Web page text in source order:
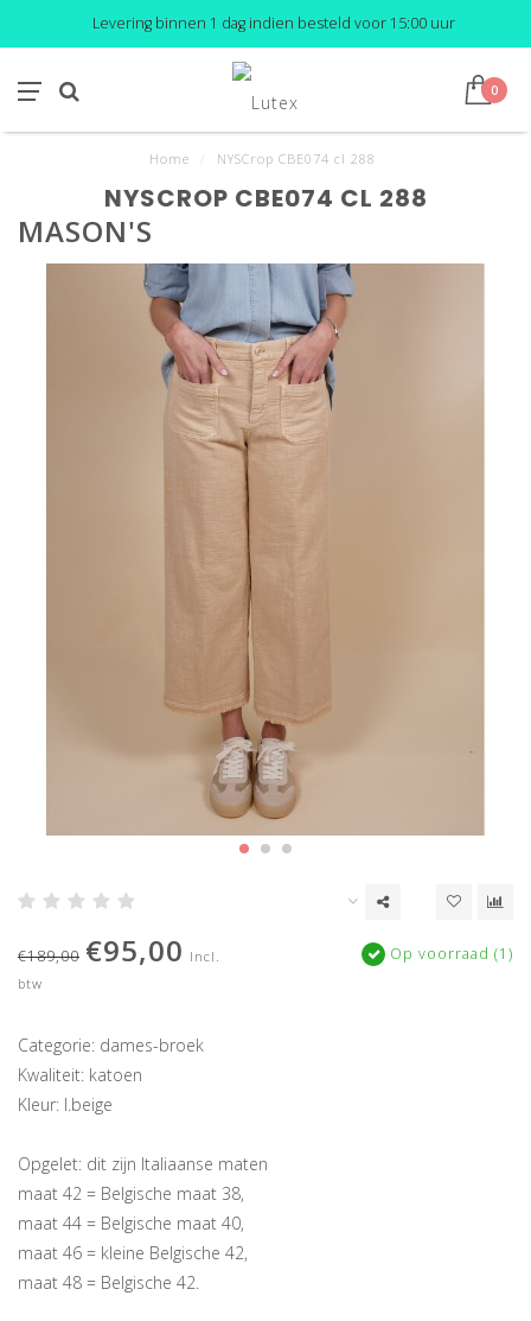
Levering binnen 1 dag indien besteld voor 15:00 uur
0
Home NYSCrop CBE074 cl 288
NYSCROP CBE074 CL 288
MASON'S
€189,00 €95,00 Incl.
btw
Op voorraad (1)
Categorie: dames-broek
Kwaliteit: katoen
Kleur: l.beige
Opgelet: dit zijn Italiaanse maten
maat 42 = Belgische maat 38,
maat 44 = Belgische maat 40,
maat 46 = kleine Belgische 42,
maat 48 = Belgische 42.